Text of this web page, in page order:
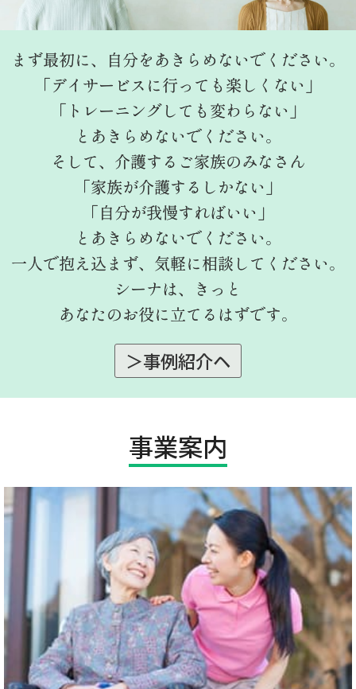
まず最初に、自分をあきらめないでください。
「デイサービスに行っても楽しくない」
「トレーニングしても変わらない」
とあきらめないでください。
そして、介護するご家族のみなさん
「家族が介護するしかない」
「自分が我慢すればいい」
とあきらめないでください。
一人で抱え込まず、気軽に相談してください。
シーナは、きっと
あなたのお役に立てるはずです。
＞事例紹介ヘ
事業案内